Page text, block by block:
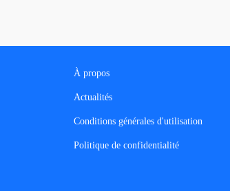
À propos
Actualités
Conditions générales d'utilisation
Politique de confidentialité